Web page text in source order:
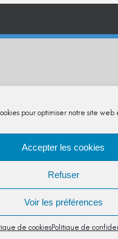
pour optimiser notre site
Accepter les cookies
Refuser
Voir les préférences
de cookiesPolitique de